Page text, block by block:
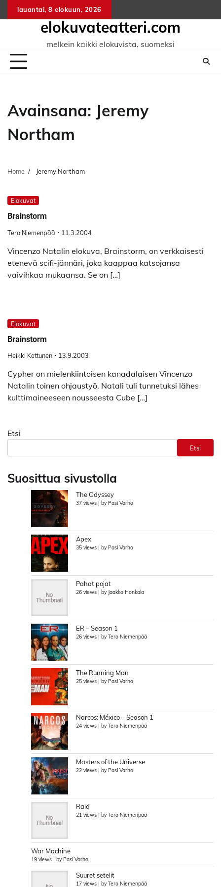
to
lauantai, 8 elokuun, 2026
elokuvateatteri.com
melkein kaikki elokuvista, suomeksi
Avainsana: Jeremy
Northam
Home Jeremy Northam
Elokuvat
Brainstorm
Tero Niemenpää 11.3.2004
Vincenzo Natalin elokuva, Brainstorm, on verkkaisesti
etenevä scifi-jännäri, joka kaappaa katsojansa
vaivihkaa mukaansa. Se on […]
Elokuvat
Brainstorm
Heikki Kettunen 13.9.2003
Cypher on mielenkiintoisen kanadalaisen Vincenzo
Natalin toinen ohjaustyö. Natali tuli tunnetuksi lähes
kulttimaineeseen nousseesta Cube […]
Etsi
Etsi
Suosittua sivustolla
The Odyssey
37 views by Pasi Varho
Apex
35 views by Pasi Varho
Pahat pojat
26 views by Jaakko Honkala
ER – Season 1
26 views byTero Niemenpää
The Running Man
25 views by Pasi Varho
Narcos: México – Season 1
24 views byTero Niemenpää
Masters of the Universe
22 views by Pasi Varho
Raid
21 views byTero Niemenpää
War Machine
19 views by Pasi Varho
Suuret setelit
17 views byTero Niemenpää